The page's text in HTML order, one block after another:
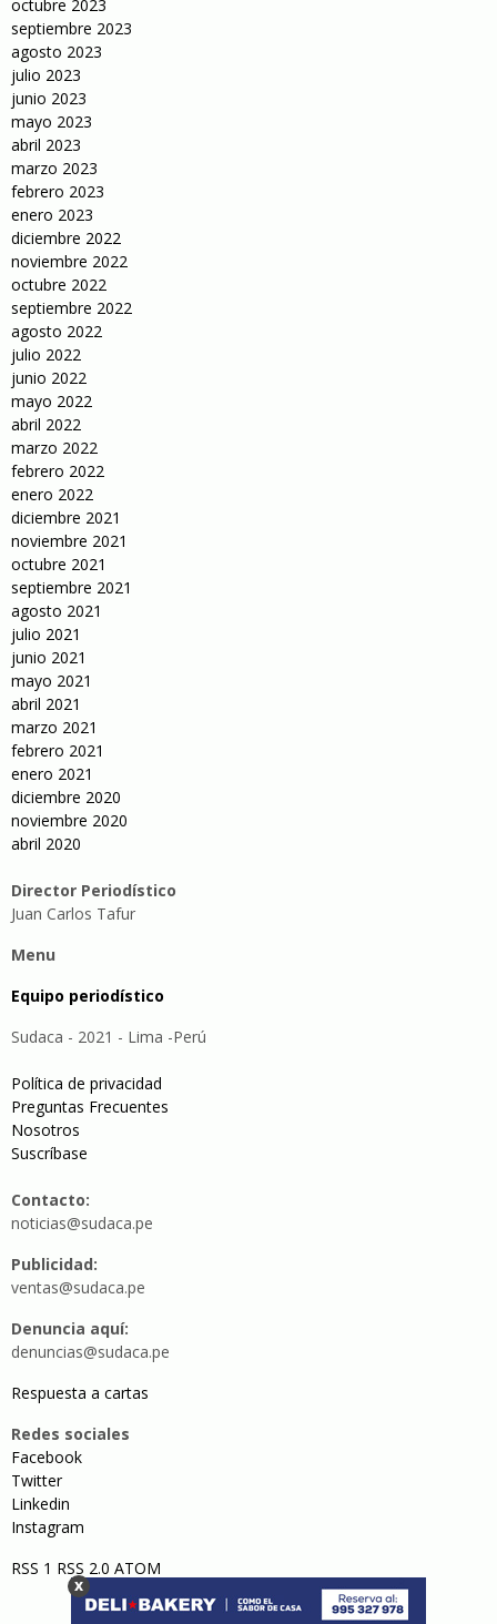
octubre 2023
septiembre 2023
agosto 2023
julio 2023
junio 2023
mayo 2023
abril 2023
marzo 2023
febrero 2023
enero 2023
diciembre 2022
noviembre 2022
octubre 2022
septiembre 2022
agosto 2022
julio 2022
junio 2022
mayo 2022
abril 2022
marzo 2022
febrero 2022
enero 2022
diciembre 2021
noviembre 2021
octubre 2021
septiembre 2021
agosto 2021
julio 2021
junio 2021
mayo 2021
abril 2021
marzo 2021
febrero 2021
enero 2021
diciembre 2020
noviembre 2020
abril 2020
Director Periodístico
Juan Carlos Tafur
Menu
Equipo periodístico
Sudaca - 2021 - Lima -Perú
Política de privacidad
Preguntas Frecuentes
Nosotros
Suscríbase
Contacto:
noticias@sudaca.pe
Publicidad:
ventas@sudaca.pe
Denuncia aquí:
denuncias@sudaca.pe
Respuesta a cartas
Redes sociales
Facebook
Twitter
Linkedin
Instagram
RSS 1 RSS 2.0 ATOM
x